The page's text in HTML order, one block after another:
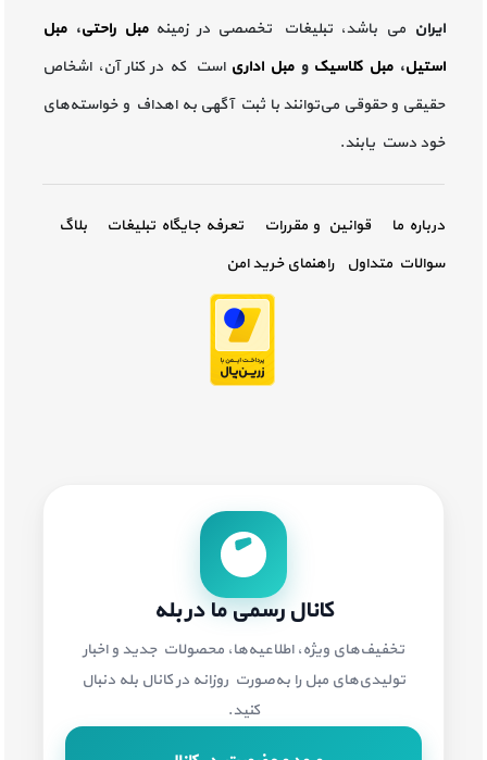
ایران می باشد، تبلیغات تخصصی در زمینه مبل راحتی،مبل
استیل،مبل کلاسیک ومبل اداری است که در کنار آن، اشخاص
حقیقی و حقوقی می‌توانند با ثبت آگهی به اهداف و خواسته‌های
خود دست یابند.
درباره ما قوانین و مقررات تعرفه جایگاه تبلیغات
بلاگ
سوالات متداول
راهنمای خرید امن
کانال رسمی ما در بله
تخفیف‌های ویژه، اطلاعیه‌ها، محصولات جدید و اخبار
تولیدی‌های مبل را به‌صورت روزانه در کانال بله دنبال
کنید.